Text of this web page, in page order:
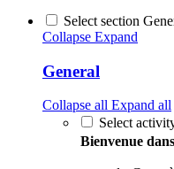
Select section
Collapse Expand
General
Collapse all Expand all
Select
Bienvenue